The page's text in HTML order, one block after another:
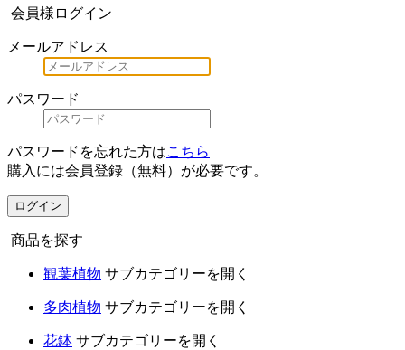
会員様ログイン
メールアドレス
パスワード
パスワードを忘れた方はこちら
購入には会員登録（無料）が必要です。
ログイン
商品を探す
観葉植物 サブカテゴリーを開く
多肉植物 サブカテゴリーを開く
花鉢 サブカテゴリーを開く